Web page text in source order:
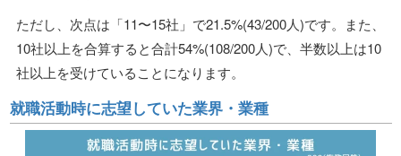
ただし、次点は「11〜15社」で21.5%(43/200人)です。また、
10社以上を合算すると合計54%(108/200人)で、半数以上は10
社以上を受けていることになります。
就職活動時に志望していた業界・業種